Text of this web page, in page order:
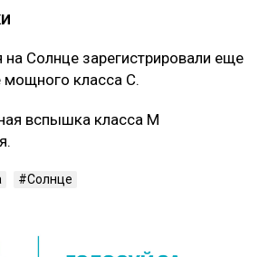
Солнце зарегистрировали еще
класса C.
вспышка класса M
Солнце